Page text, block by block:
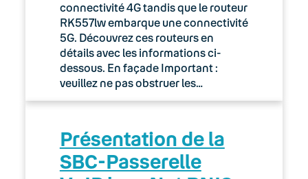
connectivité 4G tandis que le routeur
RK557lw embarque une connectivité
5G. Découvrez ces routeurs en
détails avec les informations ci-
dessous. En façade Important :
veuillez ne pas obstruer les…
Présentation de la
SBC-Passerelle